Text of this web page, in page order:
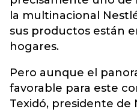
la multinacional
sus productos están
hogares.
Pero aunque el
favorable para este
Texidó, presidente de